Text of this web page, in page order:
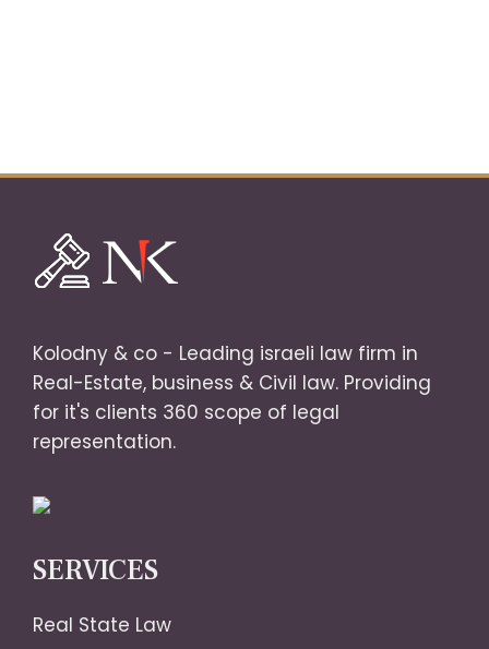
Kolodny & co - Leading israeli law firm in
Real-Estate, business & Civil law. Providing
for it's clients 360 scope of legal
representation.
SERVICES
Real State Law